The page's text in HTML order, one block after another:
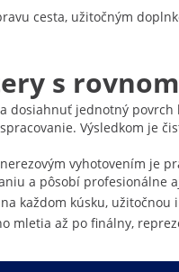
cesta, užitočným
s
jednotný
Výsledkom je
vyhotovením je
a pôsobí profesionálne
každom kúsku, užitočnou
mletia až po finálny,